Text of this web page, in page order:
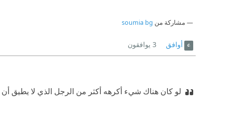
مشاركة من soumia bg
أوافق 3 يوافقون
لو كان هناك شيء أكرهه أكثر من الرجل الذي لا يطيق